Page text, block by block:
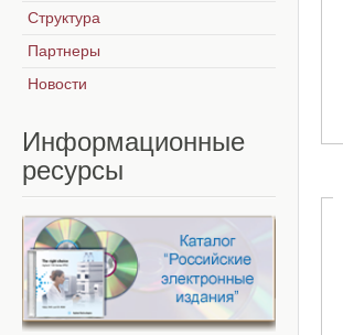
Структура
Партнеры
Новости
Информационные
ресурсы